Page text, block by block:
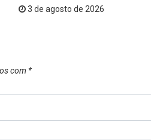
3 de agosto de 2026
com *